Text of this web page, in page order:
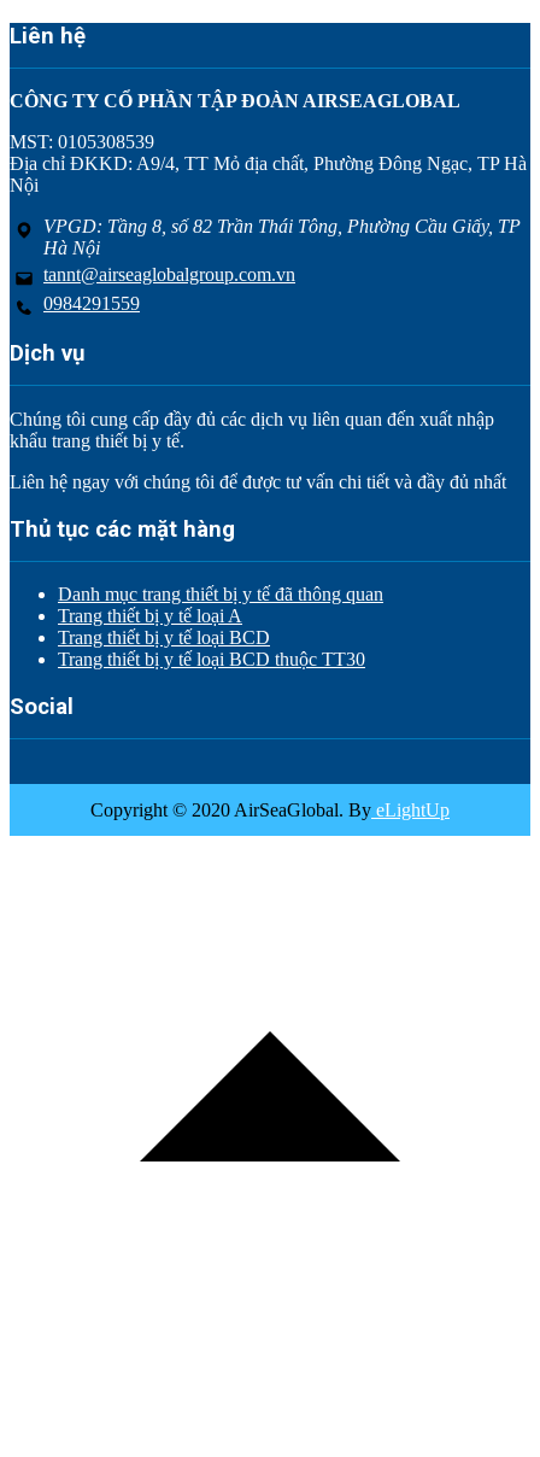
Liên hệ
CÔNG TY CỔ PHẦN TẬP ĐOÀN AIRSEAGLOBAL
MST: 0105308539
Địa chỉ ĐKKD: A9/4, TT Mỏ địa chất, Phường Đông Ngạc, TP Hà
Nội
VPGD: Tầng 8, số 82 Trần Thái Tông, Phường Cầu Giấy, TP
Hà Nội
tannt@airseaglobalgroup.com.vn
0984291559
Dịch vụ
Chúng tôi cung cấp đầy đủ các dịch vụ liên quan đến xuất nhập
khẩu trang thiết bị y tế.
Liên hệ ngay với chúng tôi để được tư vấn chi tiết và đầy đủ nhất
Thủ tục các mặt hàng
Danh mục trang thiết bị y tế đã thông quan
Trang thiết bị y tế loại A
Trang thiết bị y tế loại BCD
Trang thiết bị y tế loại BCD thuộc TT30
Social
Copyright © 2020 AirSeaGlobal. By eLightUp